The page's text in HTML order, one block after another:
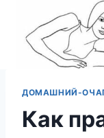
содержимому
ДОМАШНИЙ-
Как